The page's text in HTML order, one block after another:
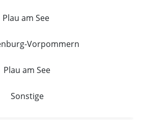
Plau am See
Vorpommern
Plau am See
Sonstige